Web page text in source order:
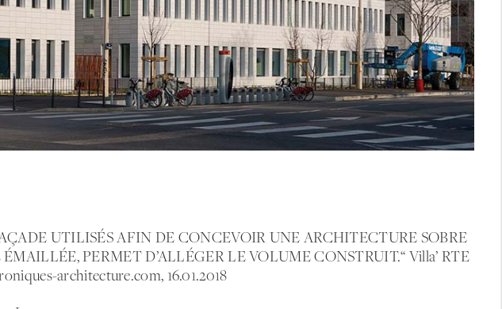
UTILISÉS AFIN DE CONCEVOIR UNE ARCHITECTURE SOBRE
PERMET D’ALLÉGER LE VOLUME CONSTRUIT.“ Villa’ RTE
architecture.com, 16.01.2018